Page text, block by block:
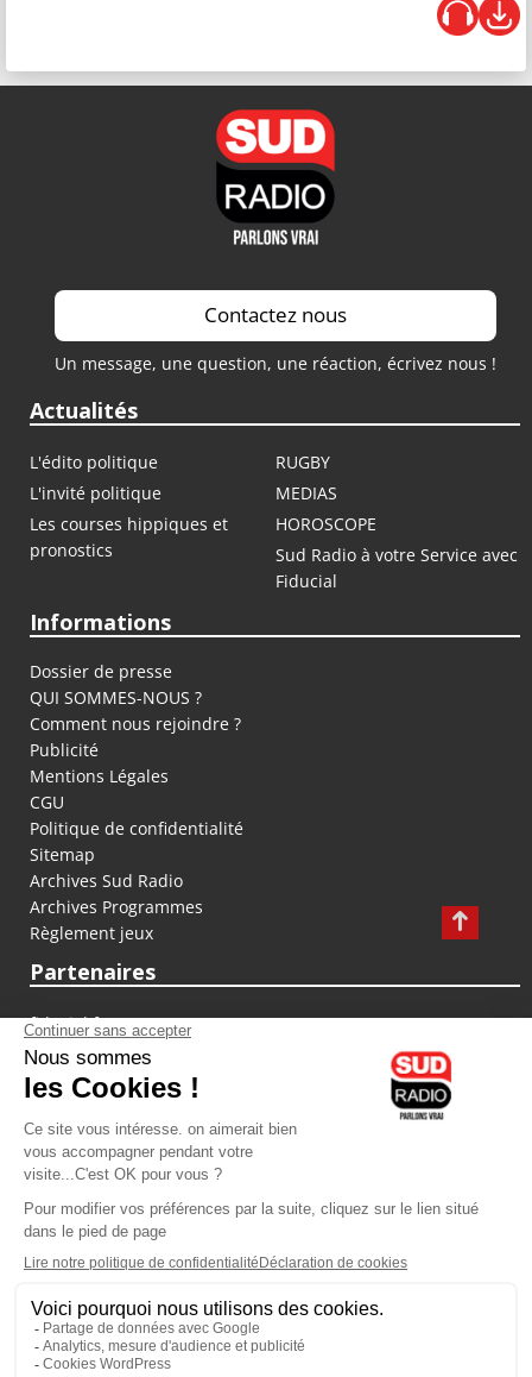
Contactez nous
Un message, une question, une réaction, écrivez nous !
Actualités
L'édito politique
RUGBY
L'invité politique
MEDIAS
Les courses hippiques et
pronostics
HOROSCOPE
Sud Radio à votre Service avec
Fiducial
Informations
Dossier de presse
QUI SOMMES-NOUS ?
Comment nous rejoindre ?
Publicité
Mentions Légales
CGU
Politique de confidentialité
Sitemap
Archives Sud Radio
Archives Programmes
Règlement jeux
Partenaires
fiducial.fr
lyoncapitale.fr
olympique-et-lyonnais.com
L'application Iphone / Android
Téléchargez l'application
Les cookies
Gestion des cookies
Crédit photos : ©Sud Radio / Pierre Olivier